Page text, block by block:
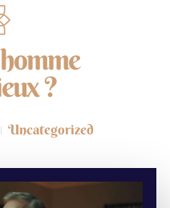
?
Uncategorized